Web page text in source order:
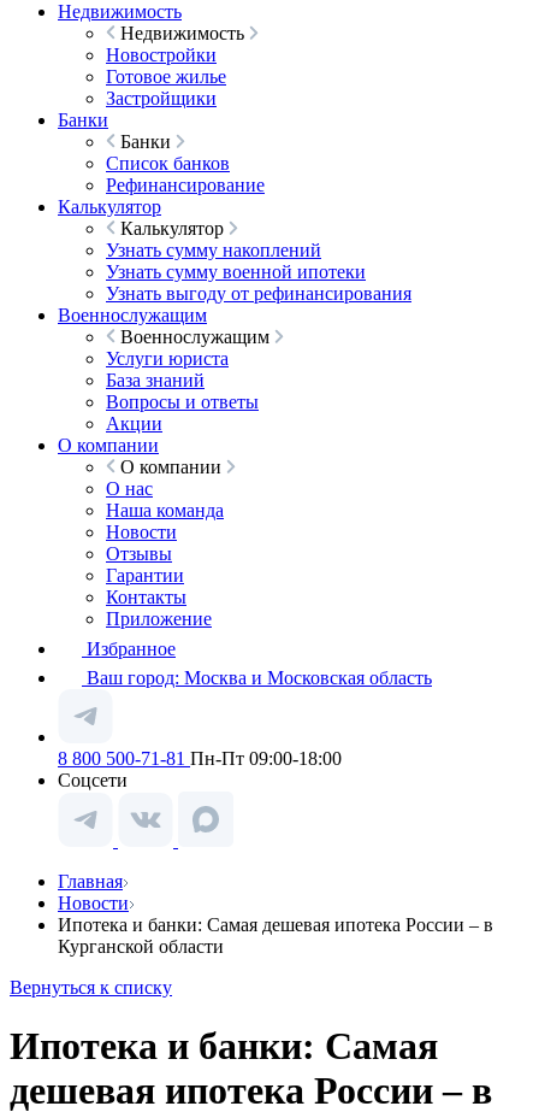
Недвижимость
Недвижимость
Новостройки
Готовое жилье
Застройщики
Банки
Банки
Список банков
Рефинансирование
Калькулятор
Калькулятор
Узнать сумму накоплений
Узнать сумму военной ипотеки
Узнать выгоду от рефинансирования
Военнослужащим
Военнослужащим
Услуги юриста
База знаний
Вопросы и ответы
Акции
О компании
О компании
О нас
Наша команда
Новости
Отзывы
Гарантии
Контакты
Приложение
Избранное
Ваш город: Москва и Московская область
8 800 500-71-81 Пн-Пт 09:00-18:00
Соцсети
Главная
Новости
Ипотека и банки: Самая дешевая ипотека России – в
Курганской области
Вернуться к списку
Ипотека и банки: Самая
дешевая ипотека России – в